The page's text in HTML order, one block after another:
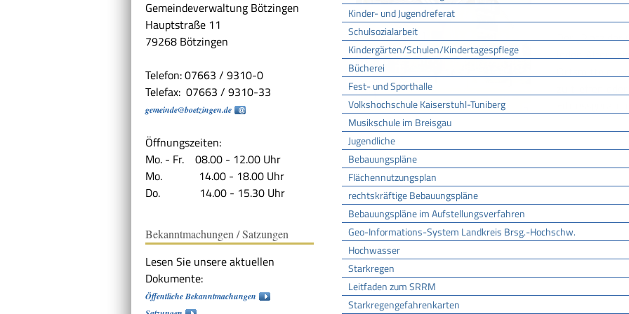
Kinder- und Jugendreferat
Schulsozialarbeit
Kindergärten/Schulen/Kindertagespflege
Bücherei
Fest- und Sporthalle
Volkshochschule Kaiserstuhl-Tuniberg
Musikschule im Breisgau
Jugendliche
Bebauungspläne
Flächennutzungsplan
rechtskräftige Bebauungspläne
Bebauungspläne im Aufstellungsverfahren
Geo-Informations-System Landkreis Brsg.-Hochschw.
Hochwasser
Starkregen
Leitfaden zum SRRM
Starkregengefahrenkarten
Gemeindeverwaltung Bötzingen
Hauptstraße 11
79268 Bötzingen
Telefon: 07663 / 9310-0
Telefax: 07663 / 9310-33
gemeinde@boetzingen.de
Öffnungszeiten:
Mo. - Fr. 08.00 - 12.00 Uhr
Mo. 14.00 - 18.00 Uhr
Do. 14.00 - 15.30 Uhr
Bekanntmachungen / Satzungen
Lesen Sie unsere aktuellen
Dokumente:
Öffentliche Bekanntmachungen
Der „Platz der
jeden Alters